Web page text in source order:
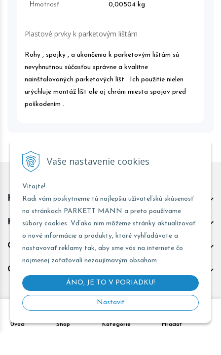
Vaše nastavenie cookies
Vitajte!
Radi vám poskytneme tú najlepšiu užívateľskú skúsenosť
na stránkach PARKETT MANN a preto používame
súbory cookies. Vďaka nim môžeme stránky aktualizovať
o nové informácie a produkty, ktoré vyhľadávate a
nastavovať reklamy tak, aby sme vás na internete čo
najmenej zaťažovali nezaujímavým obsahom.
ÁNO, JE TO V PORIADKU!
Nastaviť
Úvod Shop Kategórie Hľadať
Hmotnosť 0,00504 kg
Plastové prvky k parketovým lištám
Rohy , spojky , a ukončenia k parketovým lištám sú
nevyhnutnou súčasťou správne a kvalitne
nainštalovaných parketových líšt . Ich použitie nielen
urýchluje montáž líšt ale aj chráni miesta spojov pred
poškodením .
Kontakt predajňa Trnava
Kontakt predajňa Žarnovica
Obchodné informácie
Odoberať novinky
e-shop Pohoda connector